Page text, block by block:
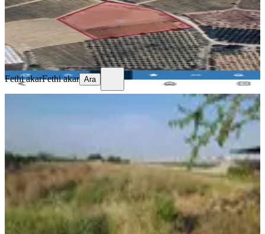
1.150.000 ₺1.200.000 ₺
Ara
Fethi akarFethi akar Ara
Kazanlı Satılık Adana Yolu Yakını
Uygulama İçınde Arsa
8700 m²
·1.277/m² ·15.07.2026
11.111.111 ₺
KILINÇ GAYRİMENKUL İsmail Kılınç